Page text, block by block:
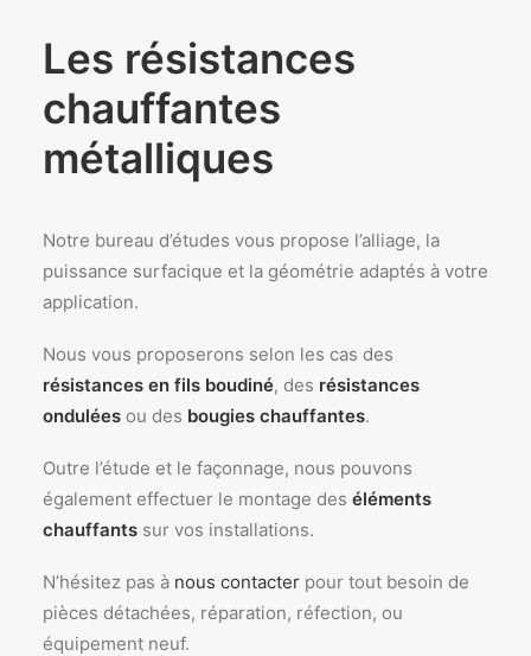
Les résistances
chauffantes
métalliques
Notre bureau d’études vous propose l’alliage, la
puissance surfacique et la géométrie adaptés à votre
application.
Nous vous proposerons selon les cas des
résistances en fils boudiné, des résistances
ondulées ou des bougies chauffantes.
Outre l’étude et le façonnage, nous pouvons
également effectuer le montage des éléments
chauffants sur vos installations.
N’hésitez pas à nous contacter pour tout besoin de
pièces détachées, réparation, réfection, ou
équipement neuf.